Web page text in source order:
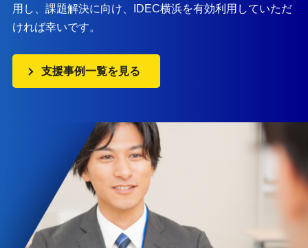
用し、課題解決に向け、IDEC横浜を有効利用していただ
ければ幸いです。
支援事例一覧を見る